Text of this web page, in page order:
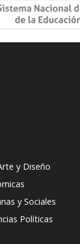
y Diseño
y Sociales
Políticas